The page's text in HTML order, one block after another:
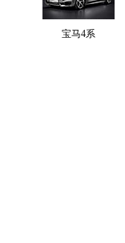
宝马4系